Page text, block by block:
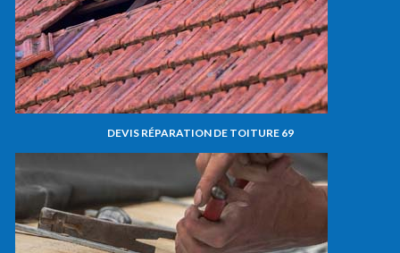
DEVIS RÉPARATION DE TOITURE 69